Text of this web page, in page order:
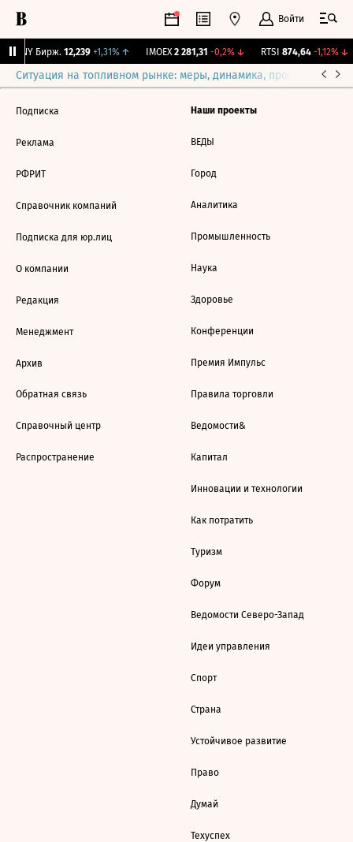
Войти
CNY Бирж. 12,239 +1,31%↑ IMOEX 2 281,31 -0,2%↓ RTSI 874,64 -1,12%↓
Ситуация на топливном рынке: меры, динамика, прогнозы
Подписка
Реклама
РФРИТ
Справочник компаний
Подписка для юр.лиц
О компании
Редакция
Менеджмент
Архив
Обратная связь
Справочный центр
Распространение
Наши проекты
ВЕДЫ
Город
Аналитика
Промышленность
Наука
Здоровье
Конференции
Премия Импульс
Правила торговли
Ведомости&
Капитал
Инновации и технологии
Как потратить
Туризм
Форум
Ведомости Северо-Запад
Идеи управления
Спорт
Страна
Устойчивое развитие
Право
Думай
Техуспех